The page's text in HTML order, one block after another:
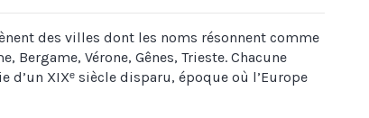
des villes dont les noms résonnent comme
Bergame, Vérone, Gênes, Trieste. Chacune
XIXᵉ siècle disparu, époque où l’Europe